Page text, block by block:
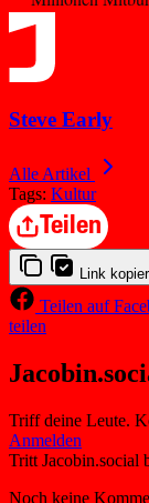
Steve Early
Alle Artikel
Tags: Kultur
Teilen
Link
Teilen auf
teilen
Triff deine Leute.